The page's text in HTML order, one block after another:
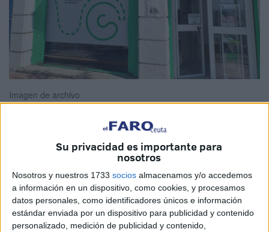
Su privacidad es importante para
nosotros
Nosotros y nuestros 1733 socios almacenamos y/o accedemos
a información en un dispositivo, como cookies, y procesamos
datos personales, como identificadores únicos e información
estándar enviada por un dispositivo para publicidad y contenido
personalizado, medición de publicidad y contenido,
Imagen de archivo
Asociación Española Contra el Cáncer (AECC)
Ceuta organiza la conferencia 'Cuidar hasta el final, una
mirada a los cuidados paliativos'. Este evento tendrá lugar
en laBiblioteca Pública Adolfo Suárezel miércoles día
23 de octubre a las 19.00 horas.